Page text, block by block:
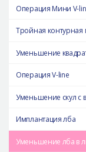
Операция Мини V-
Тройная контурная
Уменьшение
Операция V-line
Уменьшение скул с
Имплантация лба
Уменьшение лба в